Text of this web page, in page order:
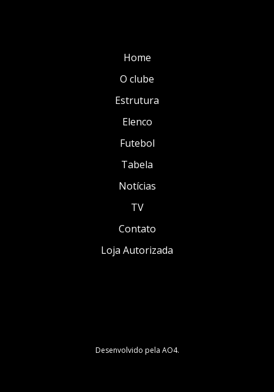
Home
O clube
Estrutura
Elenco
Futebol
Tabela
Notícias
TV
Contato
Loja Autorizada
Desenvolvido pela AO4.